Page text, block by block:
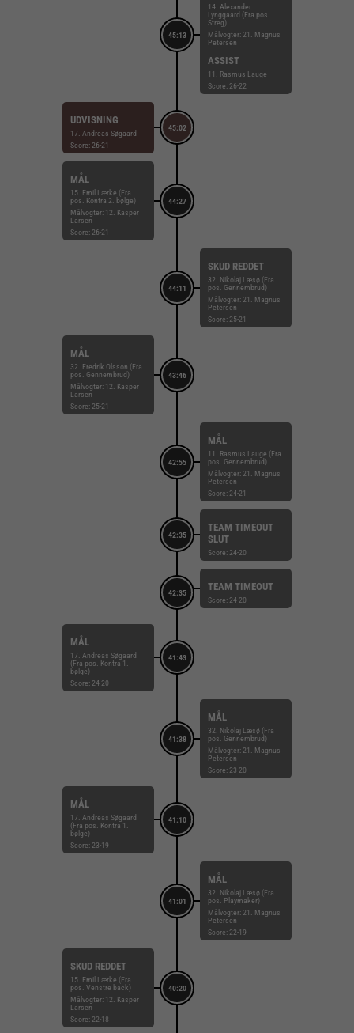
45:13
14. Alexander
Lynggaard (Fra pos.
Streg)
Målvogter: 21. Magnus
Petersen
ASSIST
11. Rasmus Lauge
Score: 26-22
45:02
UDVISNING
17. Andreas Søgaard
Score: 26-21
44:27
MÅL
15. Emil Lærke (Fra
pos. Kontra 2. bølge)
Målvogter: 12. Kasper
Larsen
Score: 26-21
44:11
SKUD REDDET
32. Nikolaj Læsø (Fra
pos. Gennembrud)
Målvogter: 21. Magnus
Petersen
Score: 25-21
43:46
MÅL
32. Fredrik Olsson (Fra
pos. Gennembrud)
Målvogter: 12. Kasper
Larsen
Score: 25-21
42:55
MÅL
11. Rasmus Lauge (Fra
pos. Gennembrud)
Målvogter: 21. Magnus
Petersen
Score: 24-21
42:35
TEAM TIMEOUT
SLUT
Score: 24-20
42:35
TEAM TIMEOUT
Score: 24-20
41:43
MÅL
17. Andreas Søgaard
(Fra pos. Kontra 1.
bølge)
Score: 24-20
41:38
MÅL
32. Nikolaj Læsø (Fra
pos. Gennembrud)
Målvogter: 21. Magnus
Petersen
Score: 23-20
41:10
MÅL
17. Andreas Søgaard
(Fra pos. Kontra 1.
bølge)
Score: 23-19
41:01
MÅL
32. Nikolaj Læsø (Fra
pos. Playmaker)
Målvogter: 21. Magnus
Petersen
Score: 22-19
40:20
SKUD REDDET
15. Emil Lærke (Fra
pos. Venstre back)
Målvogter: 12. Kasper
Larsen
Score: 22-18